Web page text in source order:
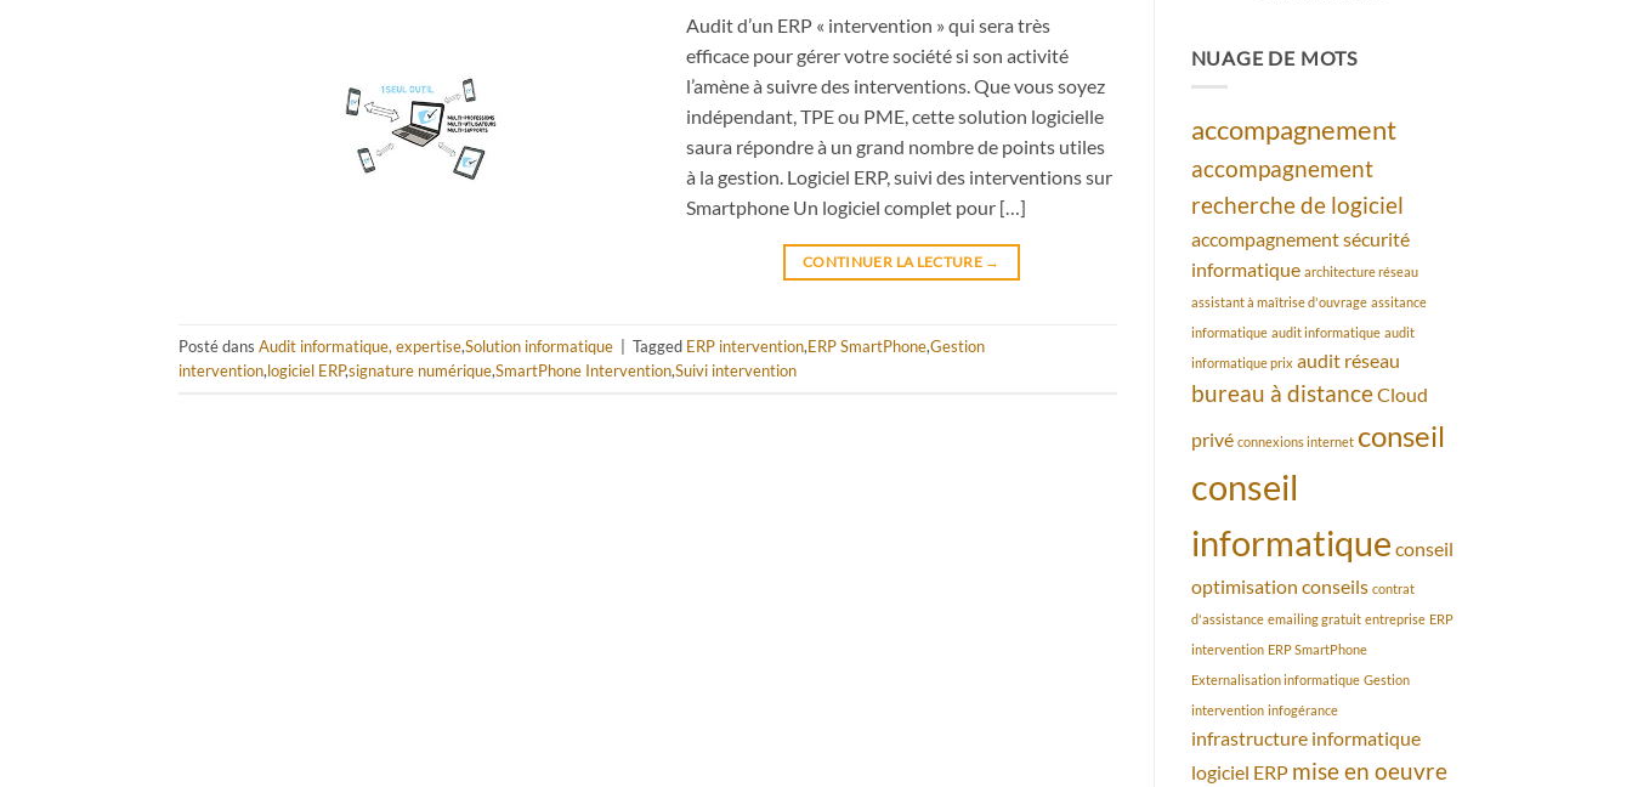
Audit d’un ERP « intervention » qui sera très
efficace pour gérer votre société si son activité
l’amène à suivre des interventions. Que vous soyez
indépendant, TPE ou PME, cette solution logicielle
saura répondre à un grand nombre de points utiles
à la gestion. Logiciel ERP, suivi des interventions sur
Smartphone Un logiciel complet pour […]
CONTINUER LA LECTURE →
Posté dans Audit informatique, expertise,Solution informatique Tagged ERP intervention,ERP SmartPhone,Gestion
intervention,logiciel ERP,signature numérique,SmartPhone Intervention,Suivi intervention
NUAGE DE MOTS
accompagnement
accompagnement
recherche de logiciel
accompagnement sécurité
informatique architecture réseau
assistant à maîtrise d'ouvrage assitance
informatique audit informatique audit
informatique prix audit réseau
bureau à distanceCloud
privé connexions internet conseil
conseil
informatique conseil
optimisation conseils contrat
d'assistance emailing gratuit entreprise ERP
intervention ERP SmartPhone
Externalisation informatique Gestion
intervention infogérance
infrastructure informatique
logiciel ERP mise en oeuvre